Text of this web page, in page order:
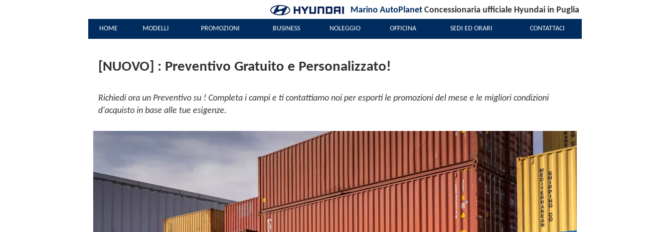
Marino AutoPlanet Concessionaria ufficiale Hyundai in Puglia
HOME MODELLI PROMOZIONI BUSINESS NOLEGGIO OFFICINA SEDI ED ORARI CONTATTACI
[NUOVO] : Preventivo Gratuito e Personalizzato!
Richiedi ora un Preventivo su ! Completa i campi e ti contattiamo noi per esporti le promozioni del mese e le migliori condizioni
d'acquisto in base alle tue esigenze.